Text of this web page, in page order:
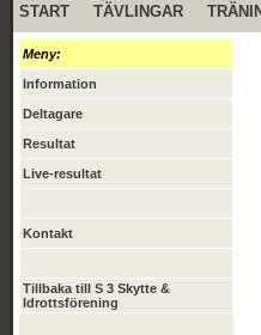
START TÄVLINGAR
Meny:
Information
Deltagare
Resultat
Live-resultat
Kontakt
Tillbaka till S 3 Skytte &
Idrottsförening